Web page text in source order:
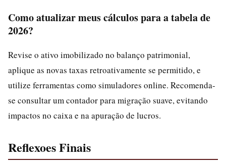
Como atualizar meus cálculos para a tabela de
2026?
Revise o ativo imobilizado no balanço patrimonial,
aplique as novas taxas retroativamente se permitido, e
utilize ferramentas como simuladores online. Recomenda-
se consultar um contador para migração suave, evitando
impactos no caixa e na apuração de lucros.
Reflexoes Finais